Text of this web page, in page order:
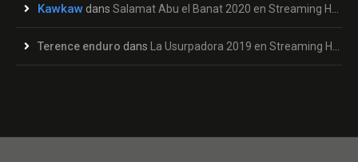
Kawkaw dans Salamat Abu el Banat 2020 en Streaming HD Gratuit !
Terence enduro dans La Usurpadora 2019 en Streaming HD Gratuit !